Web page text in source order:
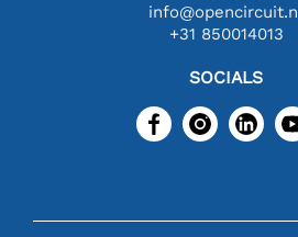
+31 850014013
SOCIALS